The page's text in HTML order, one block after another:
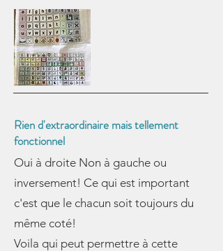
Rien d'extraordinaire mais tellement
fonctionnel
Oui à droite Non à gauche ou
inversement! Ce qui est important
c'est que le chacun soit toujours du
même coté!
Voila qui peut permettre à cette